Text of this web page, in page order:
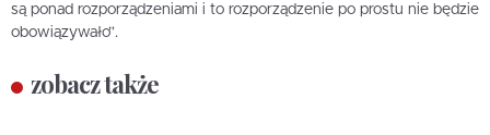
są ponad rozporządzeniami i to rozporządzenie po prostu nie będzie
obowiązywało”.
zobacz także